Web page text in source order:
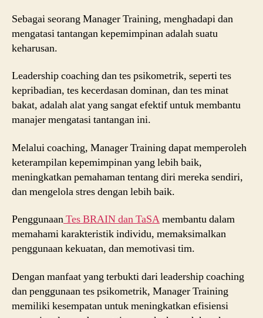
Sebagai seorang Manager Training, menghadapi dan
mengatasi tantangan kepemimpinan adalah suatu
keharusan.
Leadership coaching dan tes psikometrik, seperti tes
kepribadian, tes kecerdasan dominan, dan tes minat
bakat, adalah alat yang sangat efektif untuk membantu
manajer mengatasi tantangan ini.
Melalui coaching, Manager Training dapat memperoleh
keterampilan kepemimpinan yang lebih baik,
meningkatkan pemahaman tentang diri mereka sendiri,
dan mengelola stres dengan lebih baik.
PenggunaanTes BRAIN dan TaSAmembantu dalam
memahami karakteristik individu, memaksimalkan
penggunaan kekuatan, dan memotivasi tim.
Dengan manfaat yang terbukti dari leadership coaching
dan penggunaan tes psikometrik, Manager Training
memiliki kesempatan untuk meningkatkan efisiensi